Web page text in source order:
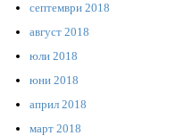
септември 2018
август 2018
юли 2018
юни 2018
април 2018
март 2018